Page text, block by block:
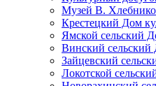
Музей В.
Крестецкий Дом
Ямской сельский
Винский сельский
Зайцевский
Локотской